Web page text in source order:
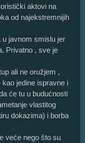
aktovi na
od najekstremnijih
u javnom smislu jer
Privatno , sve je
ali ne oružjem ,
jedine ispravne i
će tu u budućnosti
vlastitog
dokazima) i borba
veće nego što su